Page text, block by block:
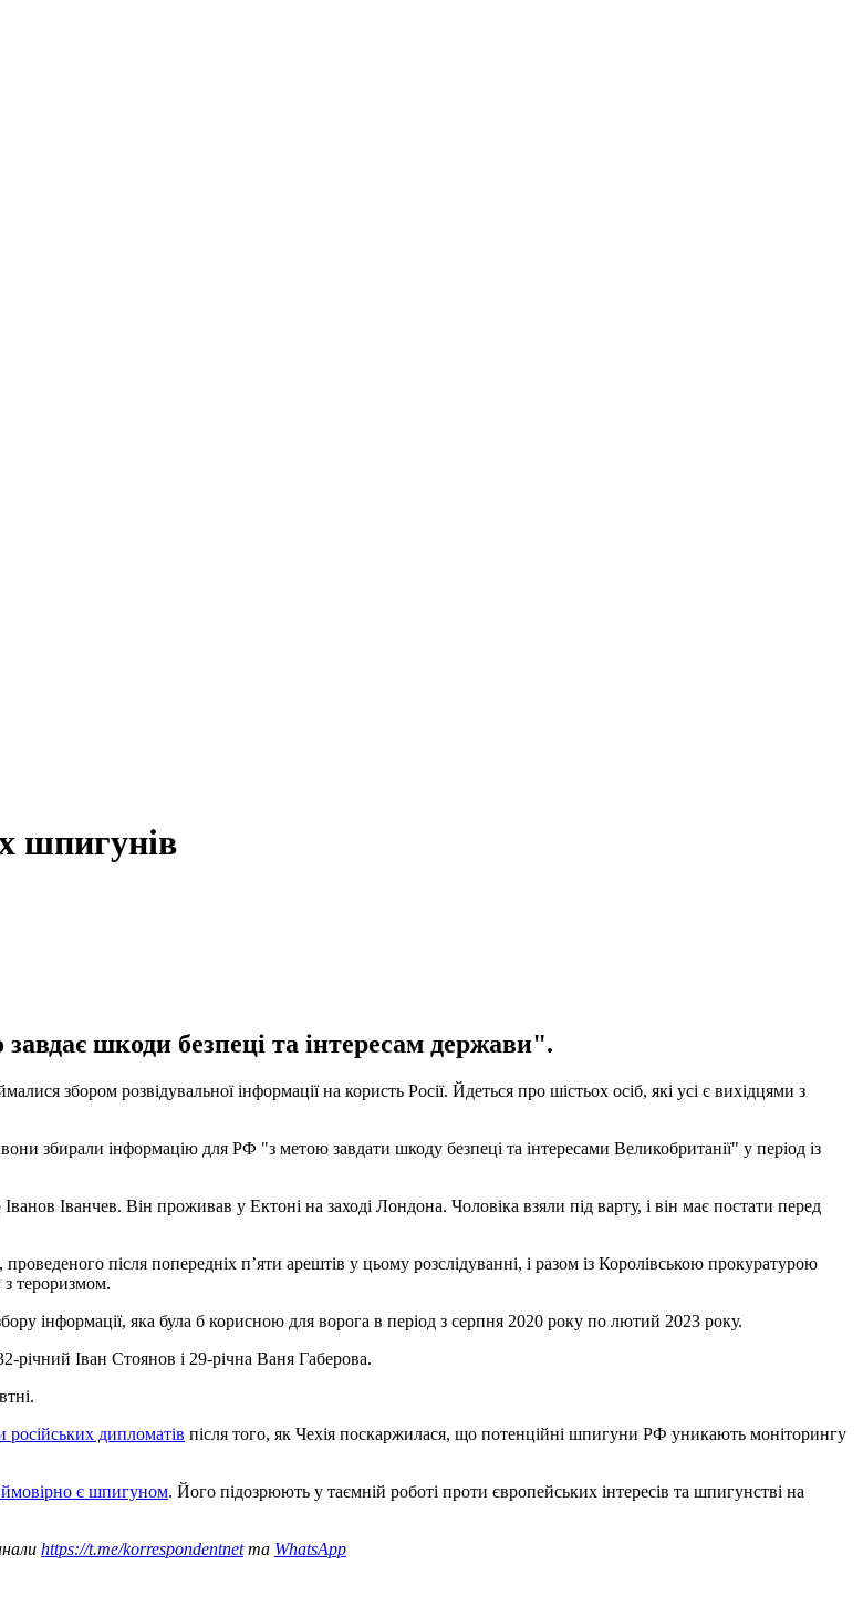
шпигунів
шкоди безпеці та інтересам держави".
збором розвідувальної інформації на користь Росії. Йдеться про шістьох осіб, які усі є вихідцями з
збирали інформацію для РФ "з метою завдати шкоду безпеці та інтересами Великобританії" у період із
Іванчев. Він проживав у Ектоні на заході Лондона. Чоловіка взяли під варту, і він має постати перед
після попередніх п’яти арештів у цьому розслідуванні, і разом із Королівською прокуратурою
тероризмом.
інформації, яка була б корисною для ворога в період з серпня 2020 року по лютий 2023 року.
річний Іван Стоянов і 29-річна Ваня Габерова.
російських дипломатів після того, як Чехія поскаржилася, що потенційні шпигуни РФ уникають моніторингу
ймовірно є шпигуном. Його підозрюють у таємній роботі проти європейських інтересів та шпигунстві на
https://t.me/korrespondentnetта WhatsApp